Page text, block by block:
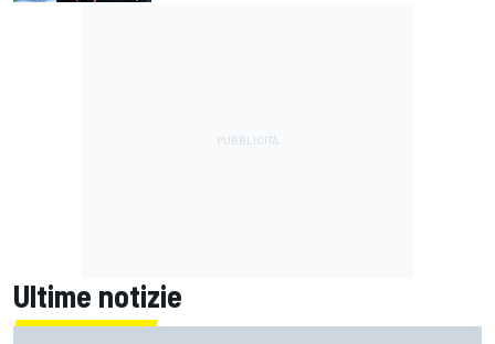
Ultime notizie